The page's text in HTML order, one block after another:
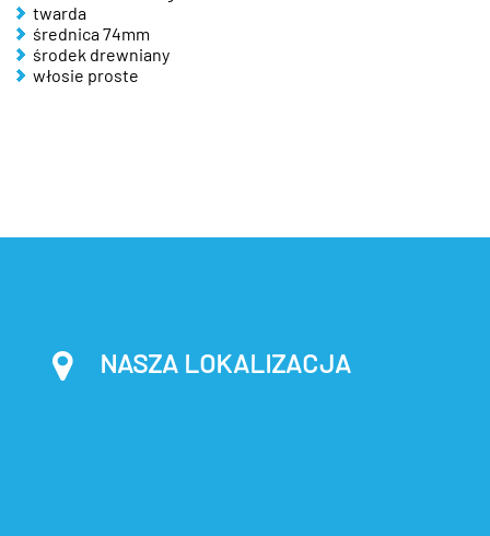
twarda
średnica 74mm
środek drewniany
włosie proste
NASZA LOKALIZACJA